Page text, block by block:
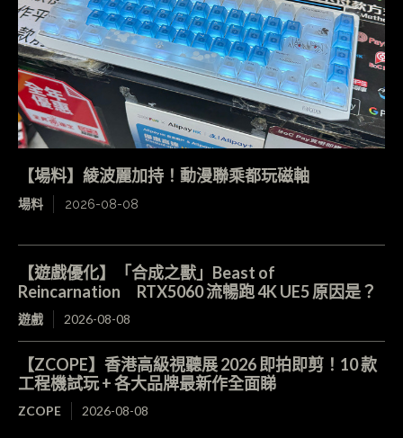
【場料】綾波麗加持！動漫聯乘都玩磁軸
場料 2026-08-08
【遊戲優化】「合成之獸」Beast of
Reincarnation RTX5060 流暢跑 4K UE5 原因是？
遊戲 2026-08-08
【ZCOPE】香港高級視聽展 2026 即拍即剪！10 款
工程機試玩 + 各大品牌最新作全面睇
ZCOPE 2026-08-08